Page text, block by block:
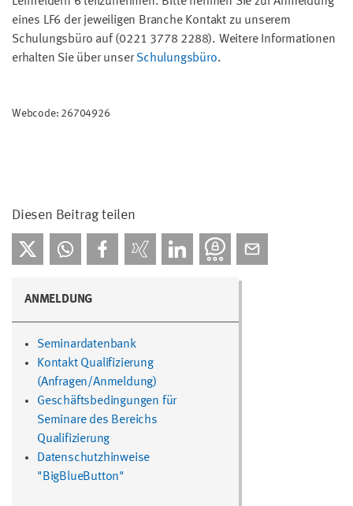
eines LF6 der jeweiligen Branche Kontakt zu unserem
Schulungsbüro auf (0221 3778 2288). Weitere Informationen
erhalten Sie über unserSchulungsbüro.
Webcode: 26704926
Diesen Beitrag teilen
ANMELDUNG
Seminardatenbank
Kontakt Qualifizierung
(Anfragen/Anmeldung)
Geschäftsbedingungen für
Seminare des Bereichs
Qualifizierung
Datenschutzhinweise
"BigBlueButton"